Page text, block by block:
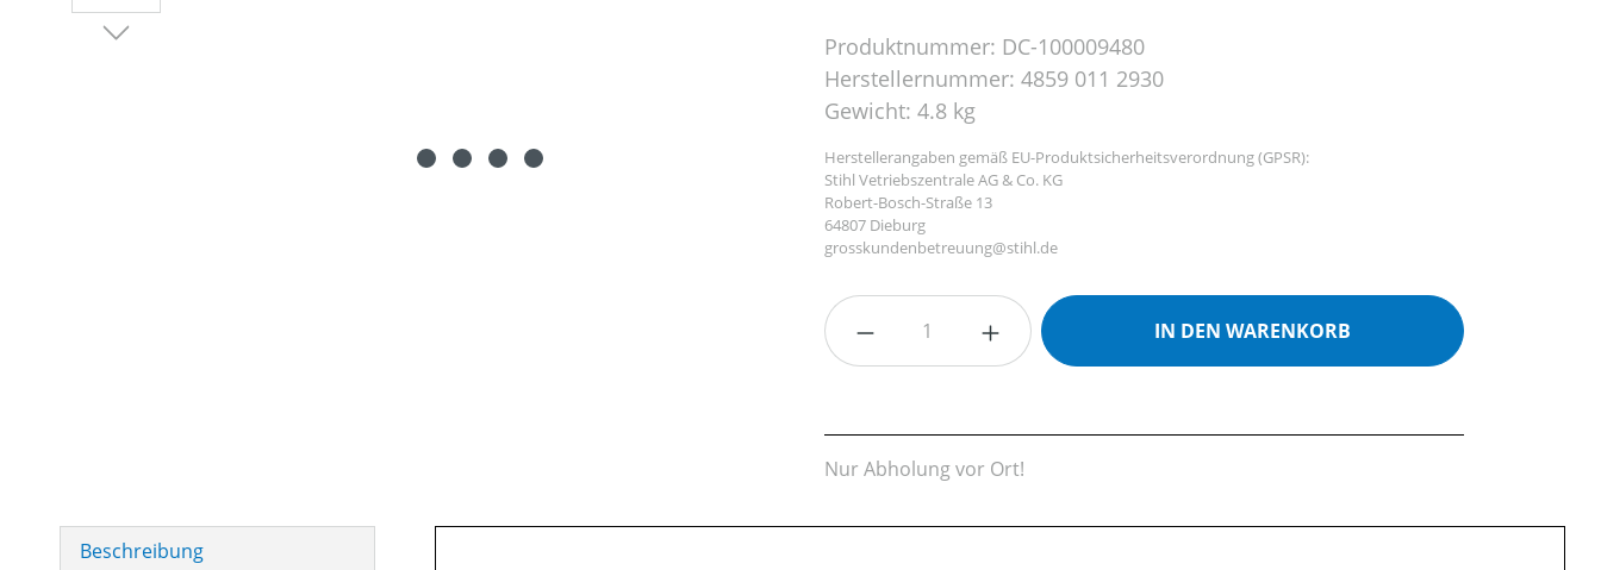
Produktnummer: DC-100009480
Herstellernummer: 4859 011 2930
Gewicht: 4.8 kg
Herstellerangaben gemäß EU-Produktsicherheitsverordnung (GPSR):
Stihl Vetriebszentrale AG & Co. KG
Robert-Bosch-Straße 13
64807 Dieburg
grosskundenbetreuung@stihl.de
Produkt Anzahl: Gib den gewünschten Wert ein oder
IN DEN WARENKORB
Nur Abholung vor Ort!
Beschreibung